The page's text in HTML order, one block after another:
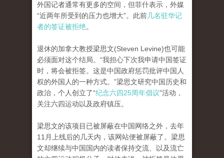
外国记者通常有更多的空间，但菲什表示，外媒
“近两年所受到的压力也增大”。此前几名驻华记
者的签证被拒绝。
退休的加拿大教授梁思文(Steven Levine)也可能
必须面对这个结局。“我担心下次我申请中国签证
时，将会被拒签。这是中国政府惩罚批评中国人
权的外国人的一种方式。”梁思文研究中国历史和
政治，个人创立了“纪念六四25周年倡议”活动，
关注六四运动以及政府镇压。
梁思文的该项目已被屏蔽在中国网络之外，去年
11月上线后的几天内，该网站便被屏蔽了。梁思
文却继续与中国国内的读者保持交流、以及流亡